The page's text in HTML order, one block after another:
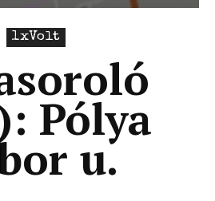
1xVolt
Pólya
u.